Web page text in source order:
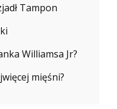
Tampon
Williamsa Jr?
mięśni?